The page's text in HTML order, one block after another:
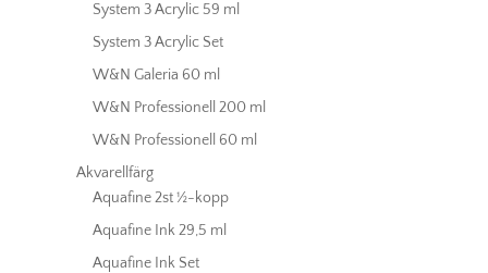
System 3 Acrylic 59 ml
System 3 Acrylic Set
W&N Galeria 60 ml
W&N Professionell 200 ml
W&N Professionell 60 ml
Akvarellfärg
Aquafine 2st ½-kopp
Aquafine Ink 29,5 ml
Aquafine Ink Set